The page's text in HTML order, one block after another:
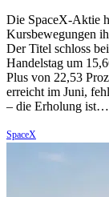
Die SpaceX-Aktie
Kursbewegungen
Der Titel schloss
Handelstag um
Plus von 22,53
erreicht im Juni,
– die Erholung ist…
SpaceX